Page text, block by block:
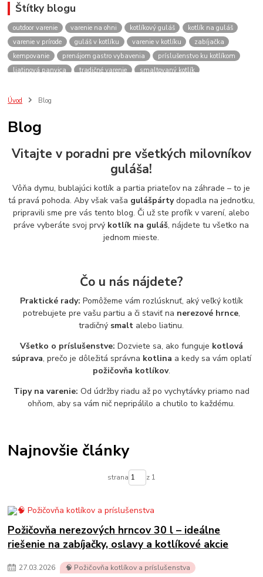
Štítky blogu
outdoor varenie varenie na ohni kotlíkový guláš
kotlík na guláš
varenie v prírode
guláš v kotlíku varenie v kotlíku
zabíjačka
kempovanie
prenájom gastro vybavenia
príslušenstvo ku kotlíkom
liatinová panvica
tradičné varenie
smaltovaný kotlík
akcie
spoločenské akcie
rental
varenie gulášu
požičovňa hrncov nerezový hrniec 30l
oslava
výber kotlíka
Úvod Blog
Blog
Vitajte v poradni pre všetkých milovníkov
guláša!
Vôňa dymu, bublajúci kotlík a partia priateľov na záhrade – to je
tá pravá pohoda. Aby však vaša gulášpártydopadla na jednotku,
pripravili sme pre vás tento blog. Či už ste profík v varení, alebo
práve vyberáte svoj prvý kotlík na guláš, nájdete tu všetko na
jednom mieste.
Čo u nás nájdete?
Praktické rady: Pomôžeme vám rozlúsknuť, aký veľký kotlík
potrebujete pre vašu partiu a či staviť na nerezové hrnce,
tradičný smalt alebo liatinu.
Všetko o príslušenstve: Dozviete sa, ako funguje kotlová
súprava, prečo je dôležitá správna kotlina a kedy sa vám oplatí
požičovňa kotlíkov.
Tipy na varenie: Od údržby riadu až po vychytávky priamo nad
ohňom, aby sa vám nič nepripálilo a chutilo to každému.
Najnovšie články
strana z 1
Požičovňa nerezových hrncov 30 l – ideálne
riešenie na zabíjačky, oslavy a kotlíkové akcie
27.03.2026 🧠 Požičovňa kotlíkov a príslušenstva